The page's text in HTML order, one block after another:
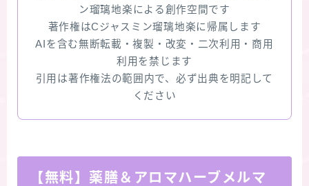
ン瑠璃地楽による創作空間です
著作権はCジャスミン瑠璃地楽に帰属します
AIを含む無断転載・複製・改変・二次利用・商用
利用を禁じます
引用は著作権法の範囲内で、必ず出典を明記して
ください
【無料】薬膳＆アロマハーブメルマ